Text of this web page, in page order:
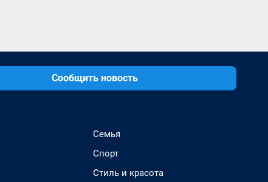
Сообщить новость
Семья
Спорт
Стиль и красота